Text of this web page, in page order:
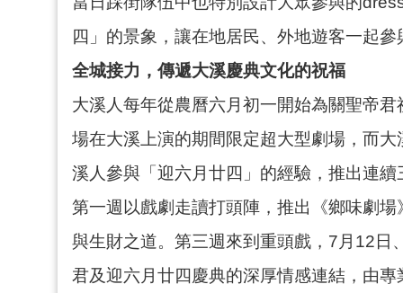
四」的景象，讓在地居民、外地遊客一起
全城接力，傳遞大溪慶典文化的祝福
大溪人每年從農曆六月初一開始為關聖帝
場在大溪上演的期間限定超大型劇場，而
溪人參與「迎六月廿四」的經驗，推出連
第一週以戲劇走讀打頭陣，推出《鄉味劇
與生財之道。第三週來到重頭戲，7月12日
君及迎六月廿四慶典的深厚情感連結，由